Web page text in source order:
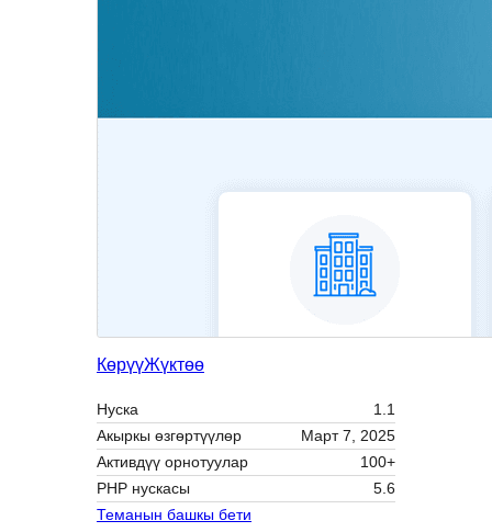
КөрүүЖүктөө
Нуска
1.1
Акыркы өзгөртүүлөр
Март 7, 2025
Активдүү орнотуулар
100+
PHP нускасы
5.6
Теманын башкы бети